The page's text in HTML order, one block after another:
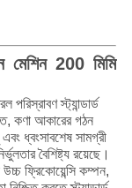
মেশিন 200 মিমি
পরিস্রাবণ স্ট্যান্ডার্ড
কণা আকারের গঠন
ধ্বংসাবশেষ সামগ্রী
বৈশিষ্ট্য রয়েছে।
ফ্রিকোয়েন্সি কম্পন,